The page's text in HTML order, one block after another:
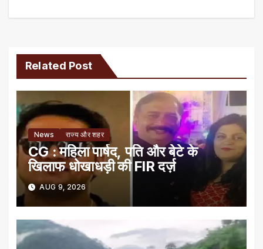
Related Post
News राज्य और शहर
CG : महिला पार्षद, पति और बेटे के
खिलाफ धोखाधड़ी की FIR दर्ज़
AUG 9, 2026